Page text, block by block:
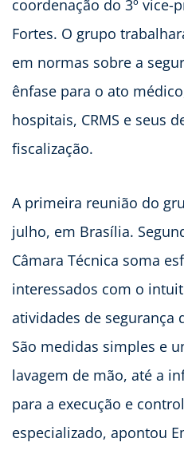
coordenação do 3º vice-
Fortes. O grupo
em normas sobre a
ênfase para o ato
hospitais, CRMS e seus
fiscalização.
A primeira reunião do
julho, em Brasília.
Câmara Técnica soma
interessados com o
atividades de segurança
São medidas simples e
lavagem de mão, até a
para a execução e
especializado, apontou